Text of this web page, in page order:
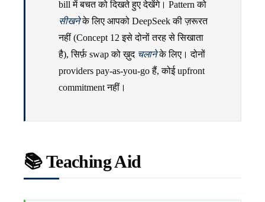
bill में बचत को दिखते हुए देखेंगे। Pattern को
सीखनेके लिए आपको DeepSeek की ज़रूरत
नहीं (Concept 12 इसे दोनों तरह से सिखाता
है), सिर्फ़ swap को ख़ुद चलानेके लिए। दोनों
providers pay-as-you-go हैं, कोई upfront
commitment नहीं।
📚 Teaching Aid